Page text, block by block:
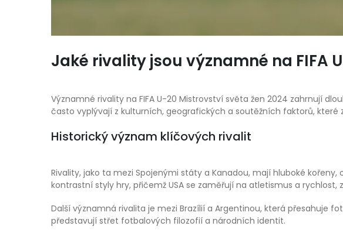
Jaké rivality jsou významné na FIFA
Významné rivality na FIFA U-20 Mistrovství světa žen 2024 zahrnují
často vyplývají z kulturních, geografických a soutěžních faktorů,
Historický význam klíčových rivalit
Rivality, jako ta mezi Spojenými státy a Kanadou, mají hluboké
kontrastní styly hry, přičemž USA se zaměřují na atletismus a
Další významná rivalita je mezi Brazílií a Argentinou, která přesahuje
představují střet fotbalových filozofií a národních identit.